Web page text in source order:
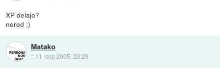
XP delajo?
nered ;)
Matako
:: 11. sep 2005, 20:29